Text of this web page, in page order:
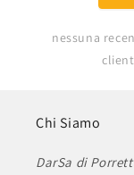
nessuna
Chi Siamo
DarSa di